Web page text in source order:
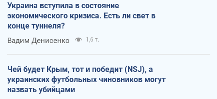
Украина вступила в состояние
экономического кризиса. Есть ли свет в
конце туннеля?
Вадим Денисенко 1,6 т.
Чей будет Крым, тот и победит (NSJ), а
украинских футбольных чиновников могут
назвать убийцами